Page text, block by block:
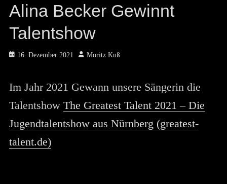
Alina Becker Gewinnt
Talentshow
Posted16. Dezember 2021 Author
Moritz Kuß
Im Jahr 2021 Gewann unsere Sängerin die
Talentshow The Greatest Talent 2021 – Die
Jugendtalentshow aus Nürnberg (greatest-
talent.de)